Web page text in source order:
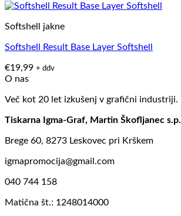
Softshell jakne
Softshell Result Base Layer Softshell
€19,99 + ddv
O nas
Več kot 20 let izkušenj v grafični industriji.
Tiskarna Igma-Graf, Martin Škofljanec s.p.
Brege 60, 8273 Leskovec pri Krškem
igmapromocija@gmail.com
040 744 158
Matična št.: 1248014000